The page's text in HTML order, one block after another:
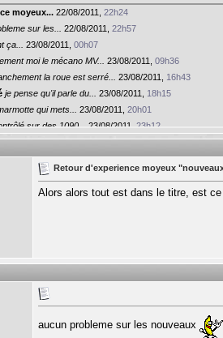
moyeux... 22/08/2011, 22h24
sur les... 22/08/2011, 22h57
ça... 23/08/2011, 00h07
moi le mécano MV... 23/08/2011, 09h36
la roue est serré... 23/08/2011, 16h43
je pense qu'il parle du... 23/08/2011, 18h15
qui mets... 23/08/2011, 20h01
sur des 1090... 23/08/2011, 23h12
merci beaucoup!!24/08/2011,20h59
réponses en dessous de la profondeur actuelle...
Retour d'experience moyeux
Alors alors tout est dans le titre, est
aucun probleme sur les nouveaux